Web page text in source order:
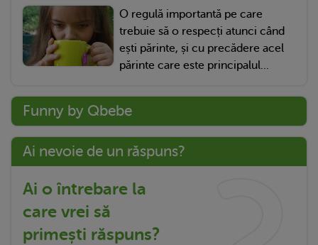
O regulă importantă pe care
trebuie să o respecți atunci când
ești părinte, și cu precădere acel
părinte care este principalul...
Funny by Qbebe
Ai nevoie de un răspuns?
Ai o întrebare la
care vrei să
primești răspuns?